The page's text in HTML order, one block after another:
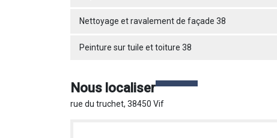
Nettoyage et ravalement de façade 38
Peinture sur tuile et toiture 38
Nous localiser
rue du truchet, 38450 Vif